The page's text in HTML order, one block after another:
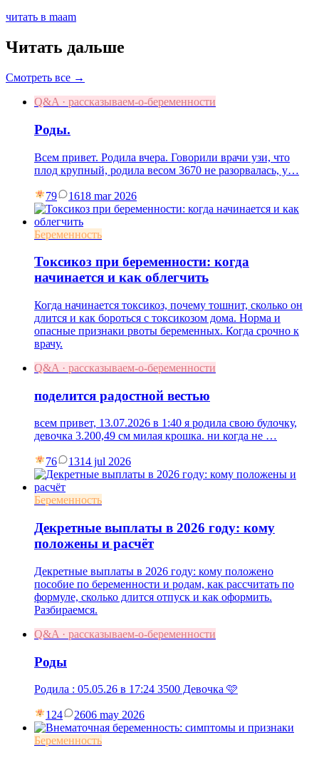
читать в maam
Читать дальше
Смотреть все →
Q&A · рассказываем-о-беременности
Роды.
Всем привет. Родила вчера. Говорили врачи узи, что
плод крупный, родила весом 3670 не разорвалась, у…
79 1618 mar 2026
Беременность
Токсикоз при беременности: когда
начинается и как облегчить
Когда начинается токсикоз, почему тошнит, сколько он
длится и как бороться с токсикозом дома. Норма и
опасные признаки рвоты беременных. Когда срочно к
врачу.
Q&A · рассказываем-о-беременности
поделится радостной вестью
всем привет, 13.07.2026 в 1:40 я родила свою булочку,
девочка 3.200,49 см милая крошка. ни когда не …
76 1314 jul 2026
Беременность
Декретные выплаты в 2026 году: кому
положены и расчёт
Декретные выплаты в 2026 году: кому положено
пособие по беременности и родам, как рассчитать по
формуле, сколько длится отпуск и как оформить.
Разбираемся.
Q&A · рассказываем-о-беременности
Роды
Родила : 05.05.26 в 17:24 3500 Девочка 🩷
124 2606 may 2026
Беременность